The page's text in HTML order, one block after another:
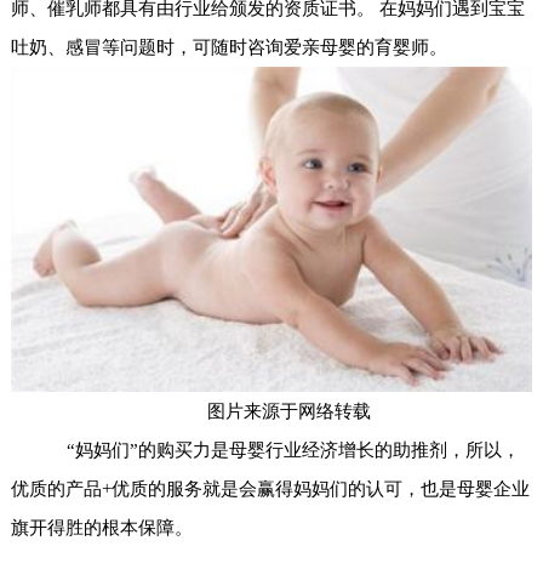
师、催乳师都具有由行业给颁发的资质证书。 在妈妈们遇到宝宝
吐奶、感冒等问题时，可随时咨询爱亲母婴的育婴师。
图片来源于网络转载
“妈妈们”的购买力是母婴行业经济增长的助推剂，所以，
优质的产品+优质的服务就是会赢得妈妈们的认可，也是母婴企业
旗开得胜的根本保障。